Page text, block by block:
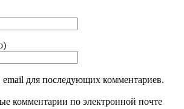
для последующих комментариев.
комментарии по электронной почте